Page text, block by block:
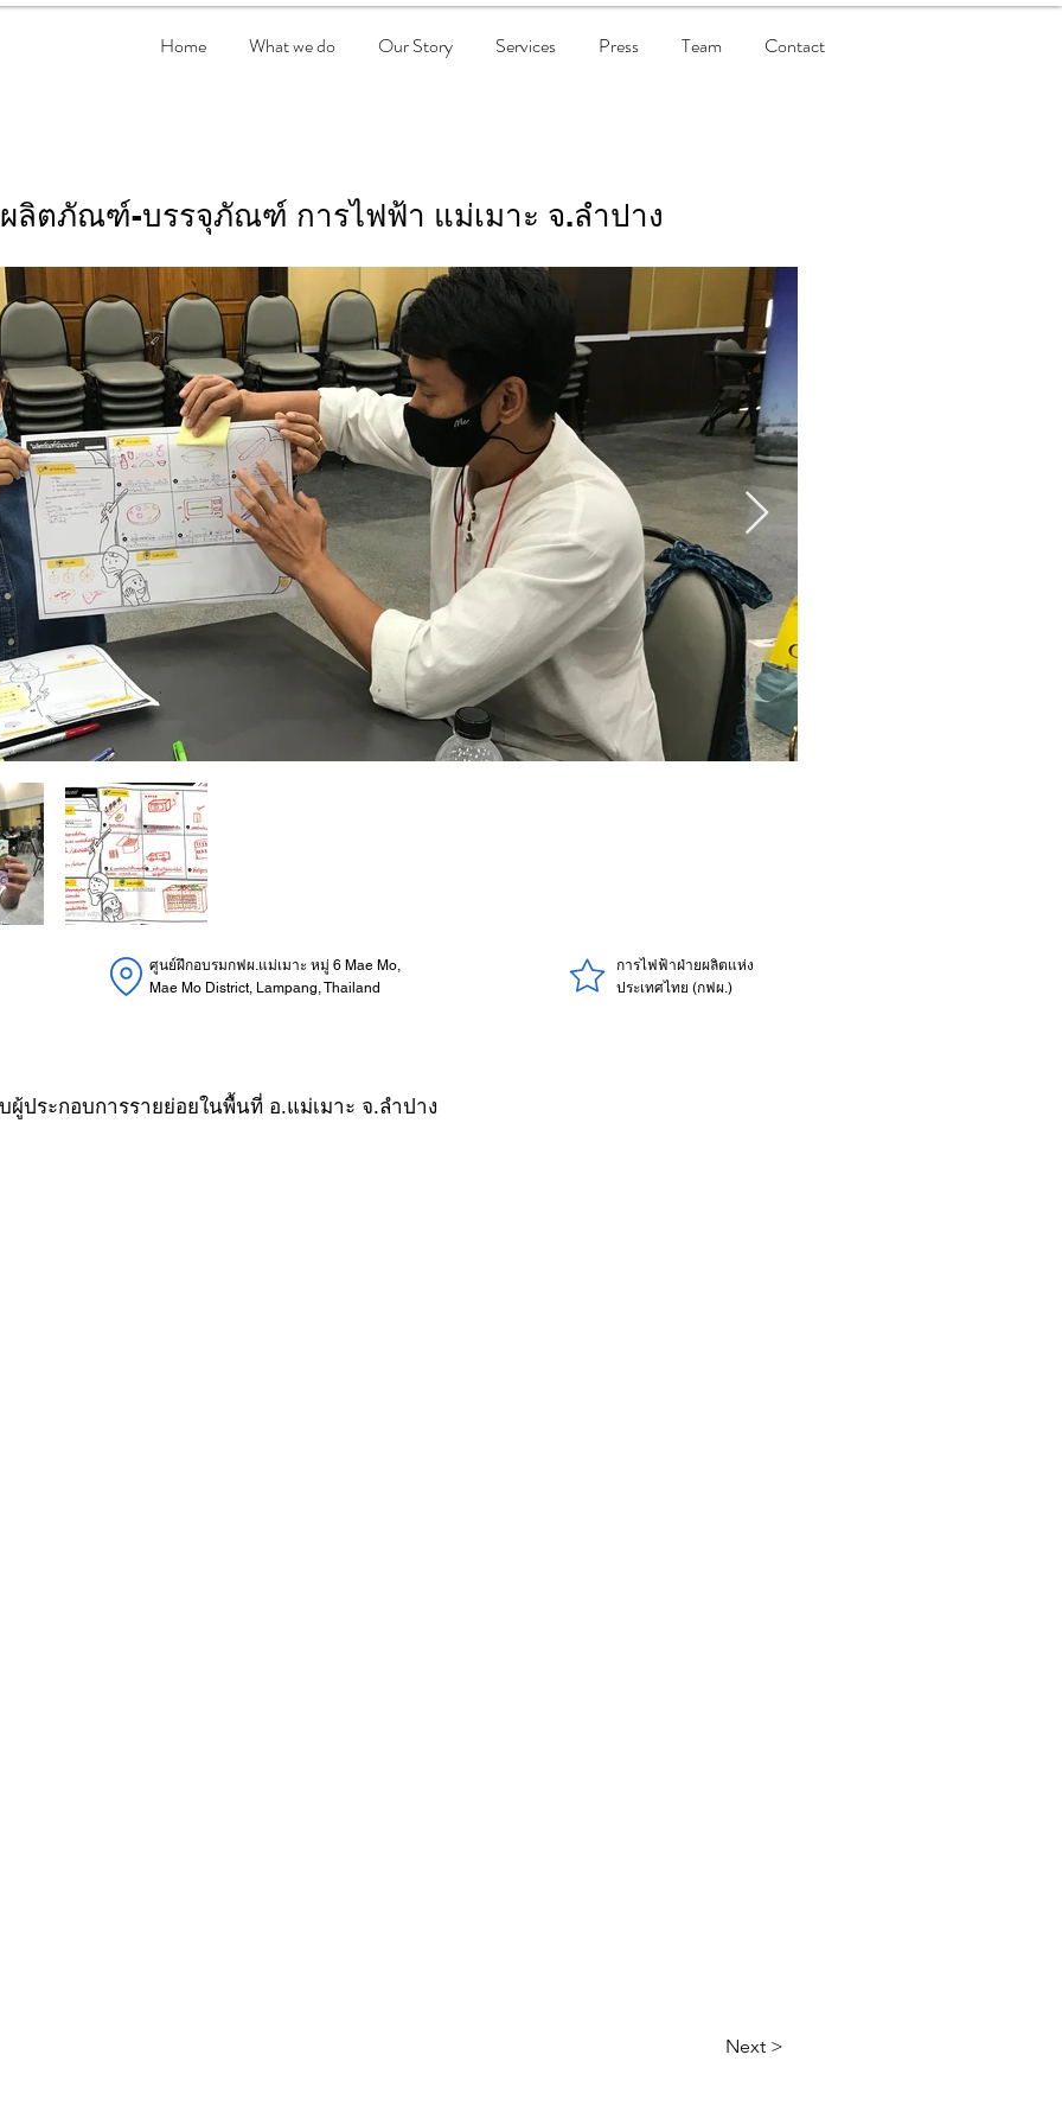
Home What we do Our Story Services Press Team Contact
ลิตภัณฑ์-บรรจุภัณฑ์ การไฟฟ้า แม่เมาะ จ.ลำปาง
ศูนย์ฝึกอบรมกฟผ.แม่เมาะ หมู่ 6 Mae Mo,
Mae Mo District, Lampang, Thailand
การไฟฟ้าฝ่ายผลิตแห่ง
ประเทศไทย (กฟผ.)
ผู้ประกอบการรายย่อยในพื้นที่ อ.แม่เมาะ จ.ลำปาง
Next >